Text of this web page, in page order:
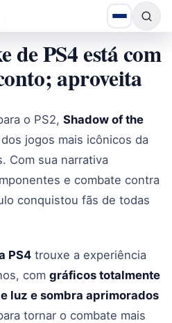
de PS4 está com
aproveita
o PS2, Shadow of the
jogos mais icônicos da
Com sua narrativa
e combate contra
conquistou fãs de todas
PS4 trouxe a experiência
com gráficos totalmente
luz e sombra aprimorados
tornar o combate mais